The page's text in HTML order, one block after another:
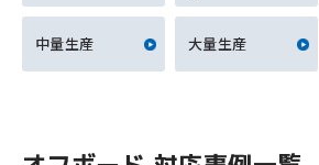
中量生産 大量生産